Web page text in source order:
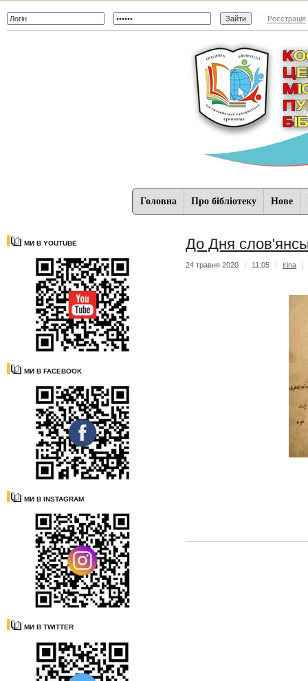
Реєстрація
Головна Про бібліотеку Нове
МИ В YOUTUBE
МИ В FACEBOOK
МИ В INSTAGRAM
МИ В TWITTER
До Дня
24 травня 2020 | 11:05 | irina |